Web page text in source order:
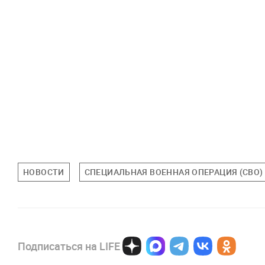
НОВОСТИ СПЕЦИАЛЬНАЯ ВОЕННАЯ ОПЕРАЦИЯ (СВО)
Подписаться на LIFE